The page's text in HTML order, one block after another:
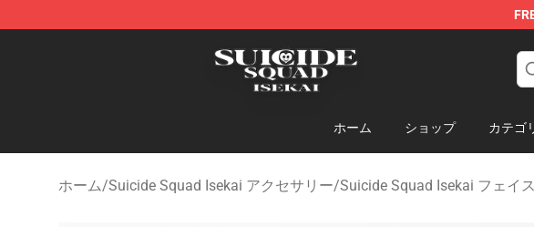
ホーム ショップ カテゴ
ホーム/Suicide Squad Isekai アクセサリー/Suicide Squad Isekai フェイ